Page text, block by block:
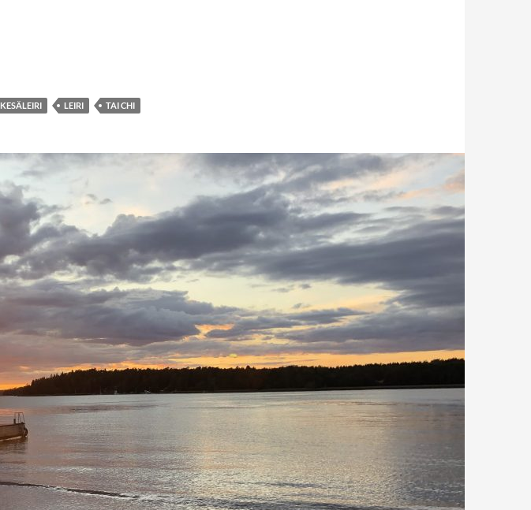
KESÄLEIRI LEIRI TAI CHI